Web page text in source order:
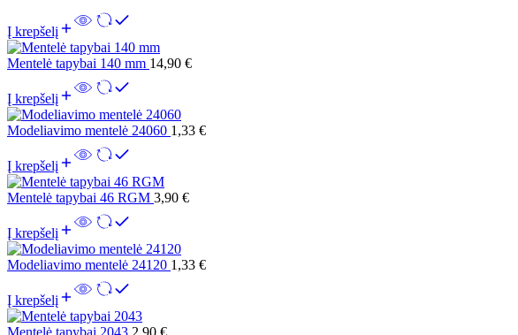
Į krepšelį
Mentelė tapybai 140 mm 14,90 €
Į krepšelį
Modeliavimo mentelė 24060 1,33 €
Į krepšelį
Mentelė tapybai 46 RGM 3,90 €
Į krepšelį
Modeliavimo mentelė 24120 1,33 €
Į krepšelį
Mentelė tapybai 2043 2,90 €